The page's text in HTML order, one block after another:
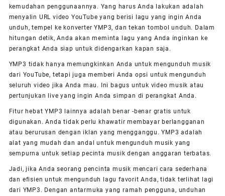
kemudahan penggunaannya. Yang harus Anda lakukan adalah
menyalin URL video YouTube yang berisi lagu yang ingin Anda
unduh, tempel ke konverter YMP3, dan tekan tombol unduh. Dalam
hitungan detik, Anda akan meminta lagu yang Anda inginkan ke
perangkat Anda siap untuk didengarkan kapan saja.
YMP3 tidak hanya memungkinkan Anda untuk mengunduh musik
dari YouTube, tetapi juga memberi Anda opsi untuk mengunduh
seluruh video jika Anda mau. Ini bagus untuk video musik atau
pertunjukan live yang ingin Anda simpan di perangkat Anda.
Fitur hebat YMP3 lainnya adalah benar -benar gratis untuk
digunakan. Anda tidak perlu khawatir membayar berlangganan
atau berurusan dengan iklan yang mengganggu. YMP3 adalah
alat yang mudah dan andal untuk mengunduh musik yang
sempurna untuk setiap pecinta musik dengan anggaran terbatas.
Jadi, jika Anda seorang pencinta musik mencari cara sederhana
dan efisien untuk mengunduh lagu favorit Anda, tidak terlihat lagi
dari YMP3. Dengan antarmuka yang ramah pengguna, unduhan